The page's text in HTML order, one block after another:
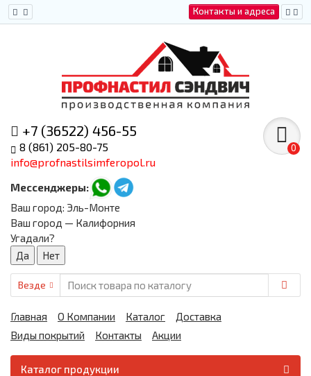
Контакты и адреса
+7 (36522) 456-55
8 (861) 205-80-75
info@profnastilsimferopol.ru
Мессенджеры:
0
Ваш город: Эль-Монте
Ваш город — Калифорния
Угадали?
Везде
Главная О Компании Каталог
Доставка
Виды покрытий
Контакты Акции
Каталог продукции